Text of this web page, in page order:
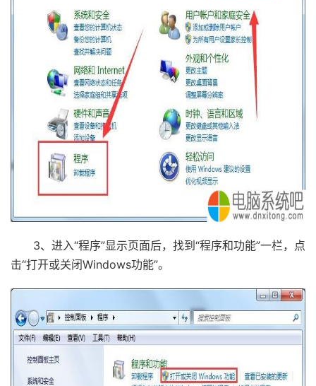
3、进入“程序”显示页面后，找到“程序和功能”一栏，点
击“打开或关闭Windows功能”。